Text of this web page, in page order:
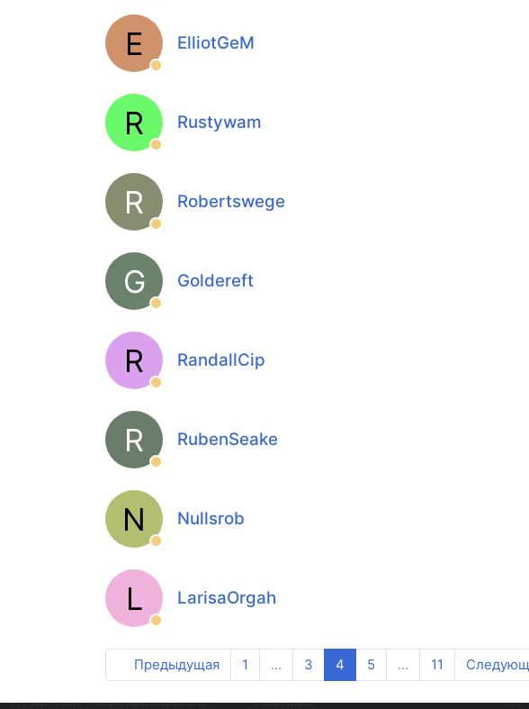
E ElliotGeM
R Rustywam
R Robertswege
G Goldereft
R RandallCip
R RubenSeake
N Nullsrob
L LarisaOrgah
Предыдущая 1 ... 3 4 5 ... 11